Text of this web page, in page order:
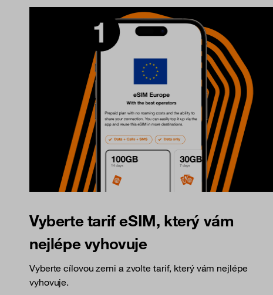
Vyberte tarif eSIM, který vám
nejlépe vyhovuje
Vyberte cílovou zemi a zvolte tarif, který vám nejlépe
vyhovuje.